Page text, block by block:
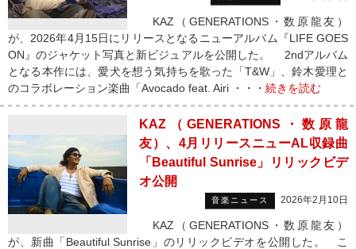
KAZ（GENERATIONS・数原龍友）
が、2026年4月15日にリリースとなるニューアルバム『LIFE GOES
ON』のジャケット写真と新ビジュアルを公開した。 2ndアルバム
となる本作には、愛犬を想う気持ちを歌った「T&W」、鈴木愛理と
のコラボレーション楽曲「Avocado feat. Airi ・・・ 続きを読む
KAZ（GENERATIONS・数原龍
友）、4月リリースニューAL収録曲
「Beautiful Sunrise」リリックビデ
オ公開
音楽ニュース 2026年2月10日
KAZ（GENERATIONS・数原龍友）
が、新曲「Beautiful Sunrise」のリリックビデオを公開した。 こ